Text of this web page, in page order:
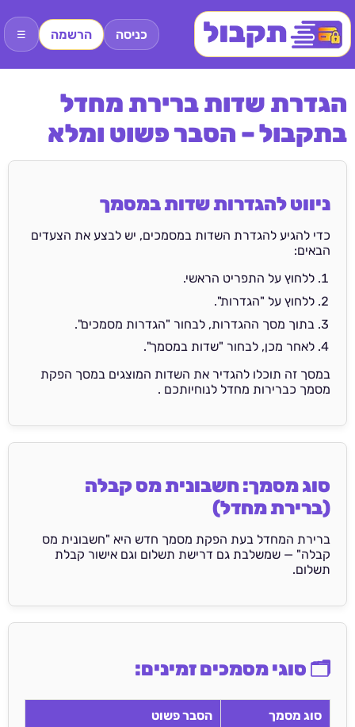
כניסה הרשמה ☰
הגדרת שדות ברירת מחדל
בתקבול – הסבר פשוט ומלא
ניווט להגדרות שדות במסמך
כדי להגיע להגדרת השדות במסמכים, יש לבצע את הצעדים
הבאים:
ללחוץ על התפריט הראשי.
ללחוץ על "הגדרות".
בתוך מסך ההגדרות, לבחור "הגדרות מסמכים".
לאחר מכן, לבחור "שדות במסמך".
במסך זה תוכלו להגדיר את השדות המוצגים במסך הפקת
מסמך כברירות מחדל לנוחיותכם .
סוג מסמך: חשבונית מס קבלה
(ברירת מחדל)
ברירת המחדל בעת הפקת מסמך חדש היא "חשבונית מס
קבלה" — שמשלבת גם דרישת תשלום וגם אישור קבלת
תשלום.
🗂️ סוגי מסמכים זמינים:
סוג מסמך הסבר פשוט